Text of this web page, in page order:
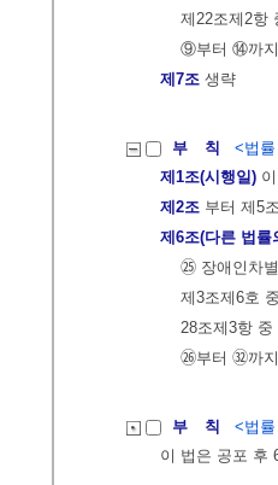
제22조제2항
⑨부터 ⑭까
제7조 생략
부 칙
<법
제1조(시행일)
제2조 부터 제5
제6조(다른 법률
㉕ 장애인차
제3조제6호
28조제3항 중
㉖부터 ㉜까
부 칙
<법
이 법은 공포 후